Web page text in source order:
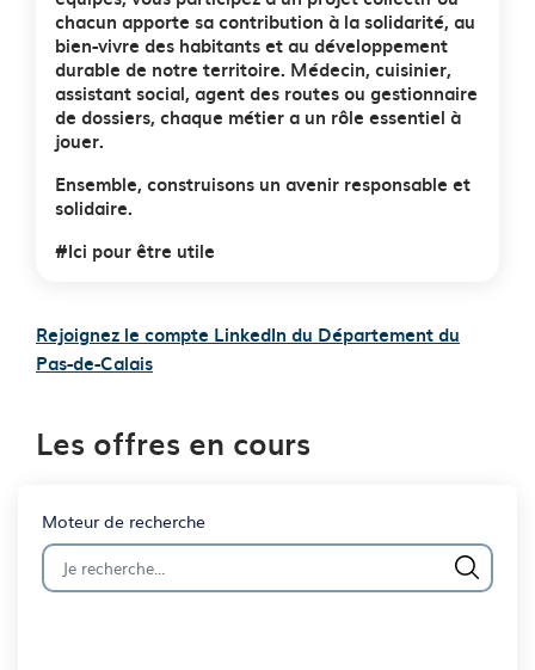
chacun apporte sa contribution à la solidarité, au
bien-vivre des habitants et au développement
durable de notre territoire. Médecin, cuisinier,
assistant social, agent des routes ou gestionnaire
de dossiers, chaque métier a un rôle essentiel à
jouer.
Ensemble, construisons un avenir responsable et
solidaire.
#Ici pour être utile
Rejoignez le compte LinkedIn du Département du
Pas-de-Calais
Les offres en cours
Moteur de recherche